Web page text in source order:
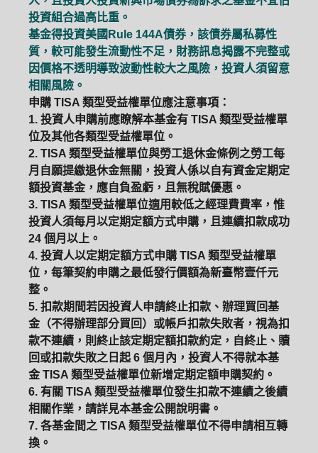
投資組合過高比重。
基金得投資美國Rule 144A債券，該債券屬私募性
質，較可能發生流動性不足，財務訊息揭露不完整或
因價格不透明導致波動性較大之風險，投資人須留意
相關風險。
申購 TISA 類型受益權單位應注意事項：
1. 投資人申購前應瞭解本基金有 TISA 類型受益權單
位及其他各類型受益權單位。
2. TISA 類型受益權單位與勞工退休金條例之勞工每
月自願提繳退休金無關，投資人係以自有資金定期定
額投資基金，應自負盈虧，且無稅賦優惠。
3. TISA 類型受益權單位適用較低之經理費費率，惟
投資人須每月以定期定額方式申購，且連續扣款成功
24 個月以上。
4. 投資人以定期定額方式申購 TISA 類型受益權單
位，每筆契約申購之最低發行價額為新臺幣壹仟元
整。
5. 扣款期間若因投資人申請終止扣款、辦理買回基
金（不得辦理部分買回）或帳戶扣款失敗者，視為扣
款不連續，則終止該定期定額扣款約定，自終止、贖
回或扣款失敗之日起 6 個月內，投資人不得就本基
金 TISA 類型受益權單位新增定期定額申購契約。
6. 有關 TISA 類型受益權單位發生扣款不連續之後續
相關作業，請詳見本基金公開說明書。
7. 各基金間之 TISA 類型受益權單位不得申請相互轉
換。